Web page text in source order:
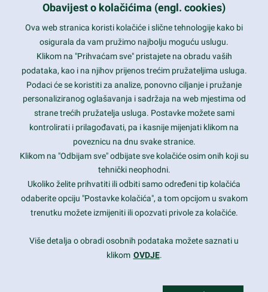
Latest trends and much more...
Contact Info
1600 Amphitheatre Parkway, Mountain View, CA 94043
prothemes.net@gmail.com
Daily: 9:00 am - 6:00 pm
Sunday: Closed
Copyright 2017FRESHFACE© All Rights Reserved
Obavijest o kolačićima (engl. cookies)
Ova web stranica koristi kolačiće i slične tehnologije kako bi
osigurala da vam pružimo najbolju moguću uslugu.
Klikom na "Prihvaćam sve" pristajete na obradu vaših
podataka, kao i na njihov prijenos trećim pružateljima usluga.
Podaci će se koristiti za analize, ponovno ciljanje i pružanje
personaliziranog oglašavanja i sadržaja na web mjestima od
strane trećih pružatelja usluga. Postavke možete sami
kontrolirati i prilagođavati, pa i kasnije mijenjati klikom na
poveznicu na dnu svake stranice.
Klikom na "Odbijam sve" odbijate sve kolačiće osim onih koji su
tehnički neophodni.
Ukoliko želite prihvatiti ili odbiti samo određeni tip kolačića
odaberite opciju "Postavke kolačića", a tom opcijom u svakom
trenutku možete izmijeniti ili opozvati privole za kolačiće.
Više detalja o obradi osobnih podataka možete saznati u
klikom OVDJE.